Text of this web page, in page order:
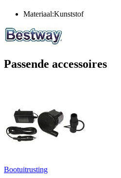
Materiaal:Kunststof
Passende accessoires
Bootuitrusting